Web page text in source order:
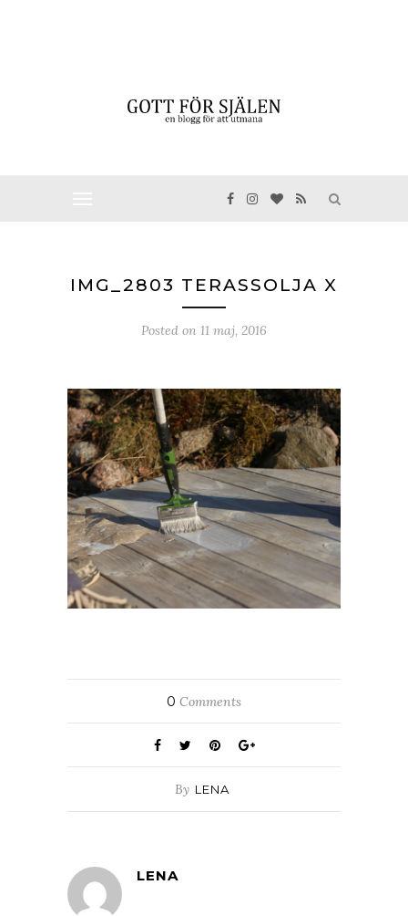
IMG_2803 TERASSOLJA X
Posted on 11 maj, 2016
0 Comments
By LENA
LENA